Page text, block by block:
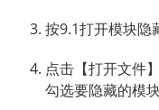
按9.1打开模块隐
点击【打开文件
勾选要隐藏的模